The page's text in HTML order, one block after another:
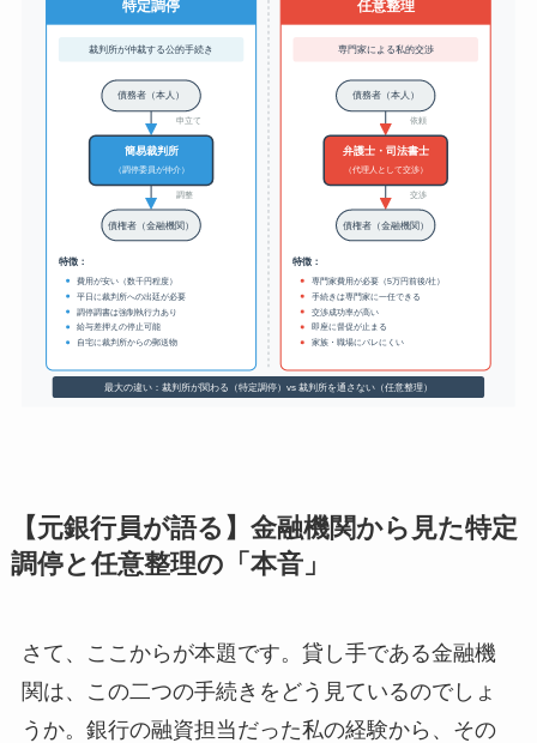
【元銀行員が語る】金融機関から見た特定
調停と任意整理の「本音」
さて、ここからが本題です。貸し手である金融機
関は、この二つの手続きをどう見ているのでしょ
うか。銀行の融資担当だった私の経験から、その